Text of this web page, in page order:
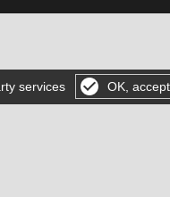
services OK,